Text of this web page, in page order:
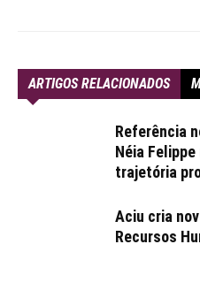
ARTIGOS RELACIONADOS
Referência
Néia
trajetória
Aciu cria
Recursos